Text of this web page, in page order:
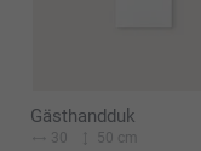
Gästhandduk
30 50 cm